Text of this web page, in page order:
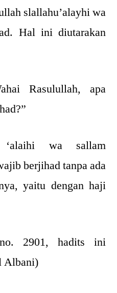
slallahu’alayhi wa
Hal ini diutarakan
Rasulullah, apa
‘alaihi wa sallam
berjihad tanpa ada
yaitu dengan haji
2901, hadits ini
Albani)